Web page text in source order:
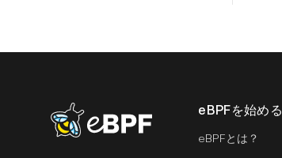
eBPF logo eBPFを始める
eBPFとは？